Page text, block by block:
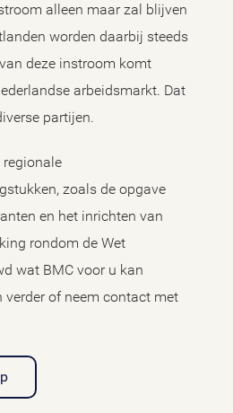
alleen maar zal blijven
worden daarbij steeds
deze instroom komt
arbeidsmarkt. Dat
partijen.
regionale
zoals de opgave
en het inrichten van
rondom de Wet
wat BMC voor u kan
verder of neem contact met